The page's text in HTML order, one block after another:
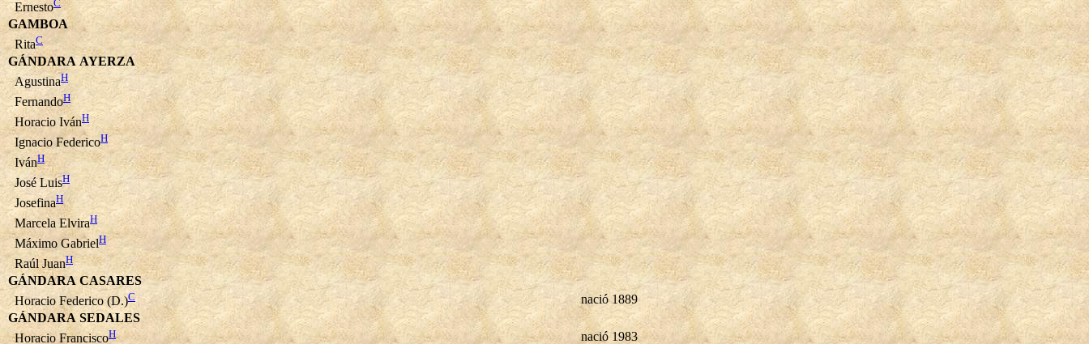
ErnestoC
GAMBOA
RitaC
GÁNDARA AYERZA
AgustinaH
FernandoH
Horacio IvánH
Ignacio FedericoH
IvánH
José LuisH
JosefinaH
Marcela ElviraH
Máximo GabrielH
Raúl JuanH
GÁNDARA CASARES
Horacio Federico (D.)C
nació 1889
GÁNDARA SEDALES
Horacio FranciscoH
nació 1983